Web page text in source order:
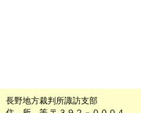
長野地方裁判所諏訪支部